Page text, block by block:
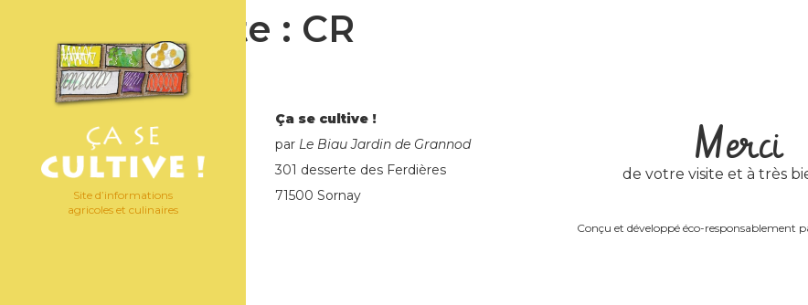
Site d’informations
agricoles et culinaires
Étiquette : CR
Ça se cultive !
par Le Biau Jardin de Grannod
301 desserte des Ferdières
71500 Sornay
Merci
de votre visite et à très
Conçu et développé éco-responsablement